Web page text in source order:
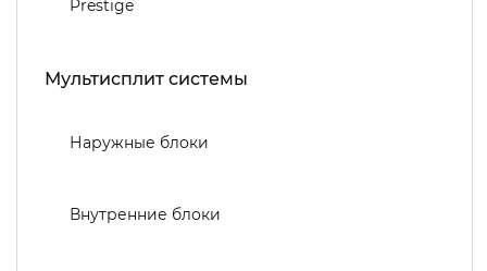
Prestige
Мультисплит системы
Наружные блоки
Внутренние блоки